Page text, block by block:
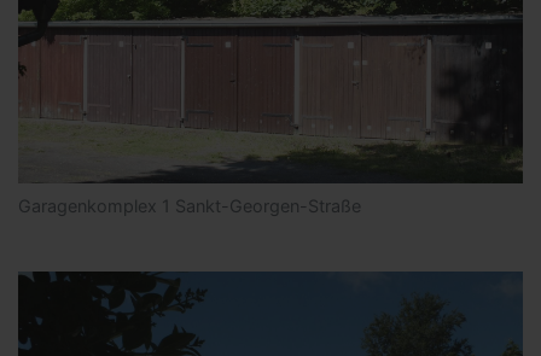
Garagenkomplex 1 Sankt-Georgen-Straße